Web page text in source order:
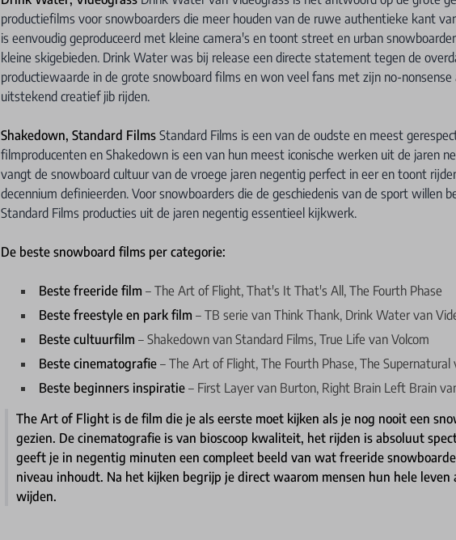
productiefilms voor snowboarders die meer houden van de ruwe authentieke kant
is eenvoudig geproduceerd met kleine camera's en toont street en urban
kleine skigebieden. Drink Water was bij release een directe statement tegen de
productiewaarde in de grote snowboard films en won veel fans met zijn no-nonsense
uitstekend creatief jib rijden.
Shakedown, Standard Films Standard Films is een van de oudste en meest
filmproducenten en Shakedown is een van hun meest iconische werken uit de jaren
vangt de snowboard cultuur van de vroege jaren negentig perfect in eer en toont
decennium definieerden. Voor snowboarders die de geschiedenis van de sport willen
Standard Films producties uit de jaren negentig essentieel kijkwerk.
De beste snowboard films per categorie:
Beste freeride film – The Art of Flight, That's It That's All, The Fourth Phase
Beste freestyle en park film – TB serie van Think Thank, Drink Water van
Beste cultuurfilm – Shakedown van Standard Films, True Life van Volcom
Beste cinematografie – The Art of Flight, The Fourth Phase, The Supernatural
Beste beginners inspiratie – First Layer van Burton, Right Brain Left Brain
The Art of Flight is de film die je als eerste moet kijken als je nog nooit een
gezien. De cinematografie is van bioscoop kwaliteit, het rijden is absoluut
geeft je in negentig minuten een compleet beeld van wat freeride
niveau inhoudt. Na het kijken begrijp je direct waarom mensen hun hele leven
wijden.